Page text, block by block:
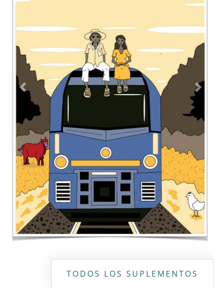
Contacto Directorio Aviso de privacidad
Copyright ©2026 Todos los derechos reservados | La Jornada
Maya